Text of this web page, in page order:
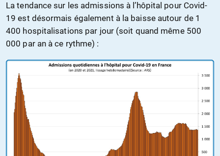
La tendance sur les admissions à l’hôpital pour Covid-
19 est désormais également à la baisse autour de 1
400 hospitalisations par jour (soit quand même 500
000 par an à ce rythme) :